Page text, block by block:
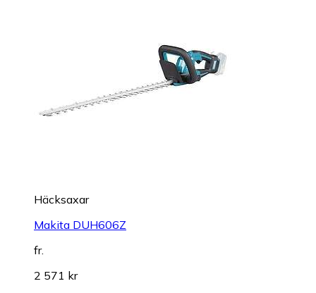
Häcksaxar
Makita DUH606Z
fr.
2 571 kr